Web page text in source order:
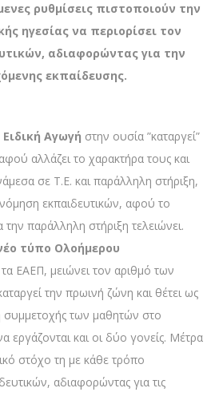
ρυθμίσεις πιστοποιούν την
ηγεσίας να περιορίσει τον
αδιαφορώντας για την
εκπαίδευσης.
Αγωγή στην ουσία ”καταργεί”
αλλάζει το χαρακτήρα τους και
σε Τ.Ε. και παράλληλη στήριξη,
εκπαιδευτικών, αφού το
παράλληλη στήριξη τελειώνει.
τύπο Ολοήμερου
τα ΕΑΕΠ, μειώνει τον αριθμό των
την πρωινή ζώνη και θέτει ως
των μαθητών στο
εργάζονται και οι δύο γονείς. Μέτρα
στόχο τη με κάθε τρόπο
αδιαφορώντας για τις